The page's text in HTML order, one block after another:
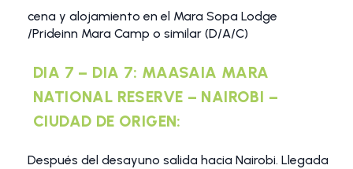
cena y alojamiento en el Mara Sopa Lodge
/Prideinn Mara Camp o similar (D/A/C)
DIA 7 – DIA 7: MAASAIA MARA
NATIONAL RESERVE – NAIROBI –
CIUDAD DE ORIGEN:
Después del desayuno salida hacia Nairobi. Llegada